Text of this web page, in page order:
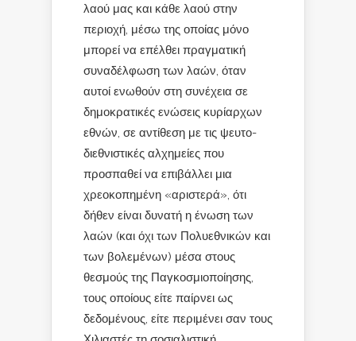
λαού μας και κάθε λαού στην
περιοχή, μέσω της οποίας μόνο
μπορεί να επέλθει πραγματική
συναδέλφωση των λαών, όταν
αυτοί ενωθούν στη συνέχεια σε
δημοκρατικές ενώσεις κυρίαρχων
εθνών, σε αντίθεση με τις ψευτο-
διεθνιστικές αλχημείες που
προσπαθεί να επιβάλλει μια
χρεοκοπημένη «αριστερά», ότι
δήθεν είναι δυνατή η ένωση των
λαών (και όχι των Πολυεθνικών και
των βολεμένων) μέσα στους
θεσμούς της Παγκοσμιοποίησης,
τους οποίους είτε παίρνει ως
δεδομένους, είτε περιμένει σαν τους